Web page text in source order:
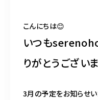
こんにちは😊
いつも
りがとうござい
3月の予定をお知らせ
不動